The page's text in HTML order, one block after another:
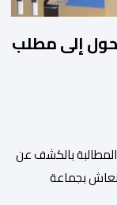
إلى مطلب
بالكشف عن
بجماعة